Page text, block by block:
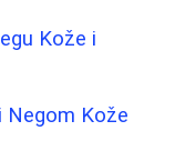
Kože i
Negom Kože